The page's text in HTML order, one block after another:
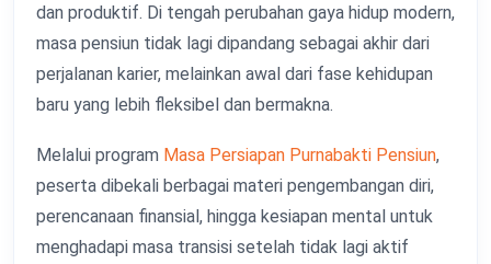
dan produktif. Di tengah perubahan gaya hidup modern,
masa pensiun tidak lagi dipandang sebagai akhir dari
perjalanan karier, melainkan awal dari fase kehidupan
baru yang lebih fleksibel dan bermakna.
Melalui program Masa Persiapan Purnabakti Pensiun,
peserta dibekali berbagai materi pengembangan diri,
perencanaan finansial, hingga kesiapan mental untuk
menghadapi masa transisi setelah tidak lagi aktif